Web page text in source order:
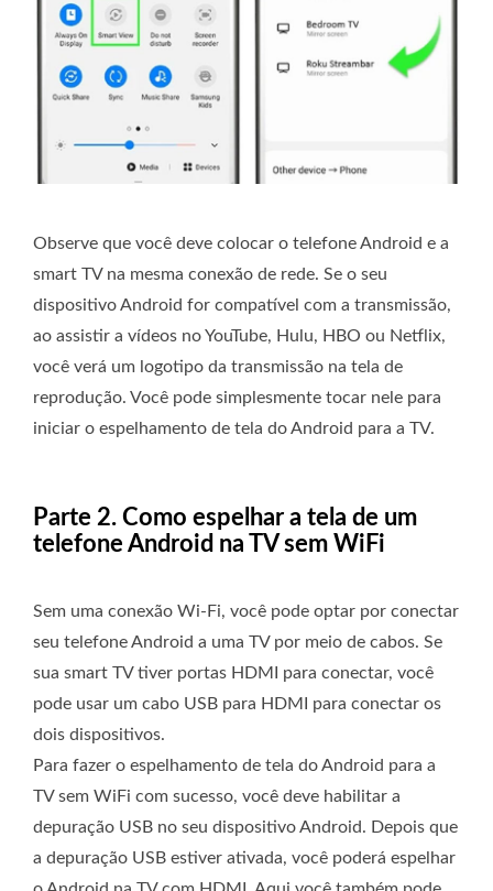
Observe que você deve colocar o telefone Android e a
smart TV na mesma conexão de rede. Se o seu
dispositivo Android for compatível com a transmissão,
ao assistir a vídeos no YouTube, Hulu, HBO ou Netflix,
você verá um logotipo da transmissão na tela de
reprodução. Você pode simplesmente tocar nele para
iniciar o espelhamento de tela do Android para a TV.
Parte 2. Como espelhar a tela de um
telefone Android na TV sem WiFi
Sem uma conexão Wi-Fi, você pode optar por conectar
seu telefone Android a uma TV por meio de cabos. Se
sua smart TV tiver portas HDMI para conectar, você
pode usar um cabo USB para HDMI para conectar os
dois dispositivos.
Para fazer o espelhamento de tela do Android para a
TV sem WiFi com sucesso, você deve habilitar a
depuração USB no seu dispositivo Android. Depois que
a depuração USB estiver ativada, você poderá espelhar